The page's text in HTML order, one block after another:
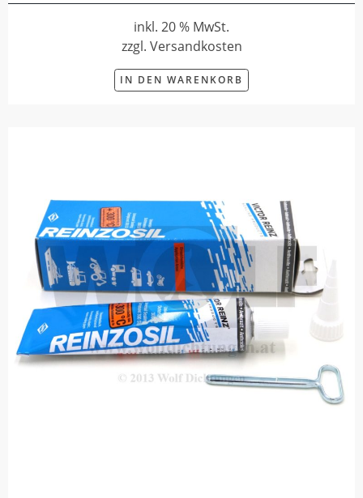
inkl. 20 % MwSt.
zzgl. Versandkosten
IN DEN WARENKORB